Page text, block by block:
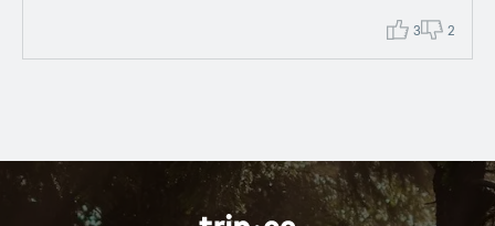
3 2